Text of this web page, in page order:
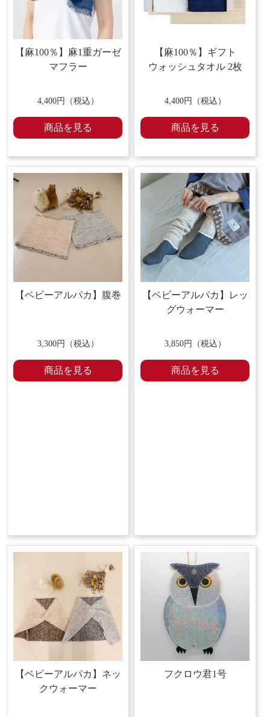
【麻100％】麻1重ガーゼ
マフラー
4,400円（税込）
商品を見る
【麻100％】ギフト
ウォッシュタオル 2枚
4,400円（税込）
商品を見る
【ベビーアルパカ】腹巻
3,300円（税込）
商品を見る
【ベビーアルパカ】レッ
グウォーマー
3,850円（税込）
商品を見る
【ベビーアルパカ】ネッ
クウォーマー
フクロウ君1号